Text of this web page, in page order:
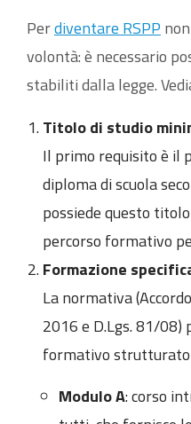
Perdiventare RSPP
volontà: è necessario
stabiliti dalla legge.
Titolo di studio
Il primo requisito è il
diploma di scuola
possiede questo
percorso formativo
Formazione
La normativa
2016 e D.Lgs. 81/08)
formativo
Modulo A: corso